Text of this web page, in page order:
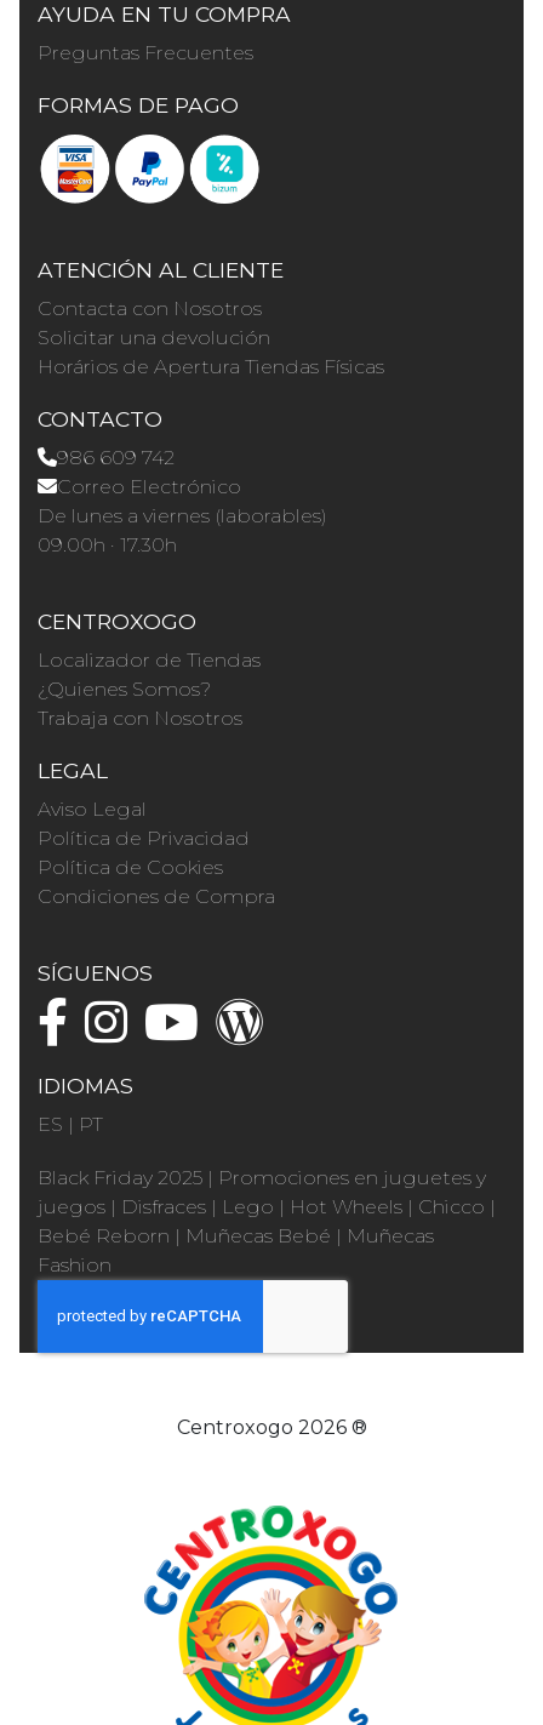
AYUDA EN TU COMPRA
Preguntas Frecuentes
FORMAS DE PAGO
ATENCIÓN AL CLIENTE
Contacta con Nosotros
Solicitar una devolución
Horários de Apertura Tiendas Físicas
CONTACTO
986 609 742
Correo Electrónico
De lunes a viernes (laborables)
09.00h · 17.30h
CENTROXOGO
Localizador de Tiendas
¿Quienes Somos?
Trabaja con Nosotros
LEGAL
Aviso Legal
Política de Privacidad
Política de Cookies
Condiciones de Compra
SÍGUENOS
IDIOMAS
ES | PT
Black Friday 2025 | Promociones en juguetes y
juegos | Disfraces | Lego | Hot Wheels | Chicco |
Bebé Reborn | Muñecas Bebé | Muñecas
Fashion
Centroxogo 2026 ®